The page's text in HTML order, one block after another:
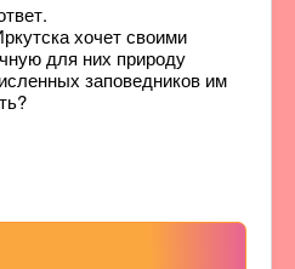
хочет своими
для них природу
заповедников им